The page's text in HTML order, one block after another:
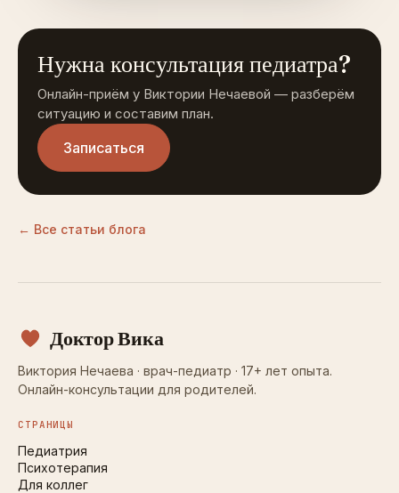
Нужна консультация педиатра?
Онлайн-приём у Виктории Нечаевой — разберём
ситуацию и составим план.
Записаться
← Все статьи блога
Доктор Вика
Виктория Нечаева · врач-педиатр · 17+ лет опыта.
Онлайн-консультации для родителей.
СТРАНИЦЫ
Педиатрия
Психотерапия
Для коллег